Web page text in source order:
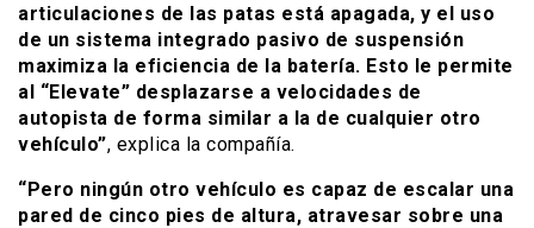
articulaciones de las patas está apagada, y el uso
de un sistema integrado pasivo de suspensión
maximiza la eficiencia de la batería. Esto le permite
al “Elevate” desplazarse a velocidades de
autopista de forma similar a la de cualquier otro
vehículo”, explica la compañía.
“Pero ningún otro vehículo es capaz de escalar una
pared de cinco pies de altura, atravesar sobre una